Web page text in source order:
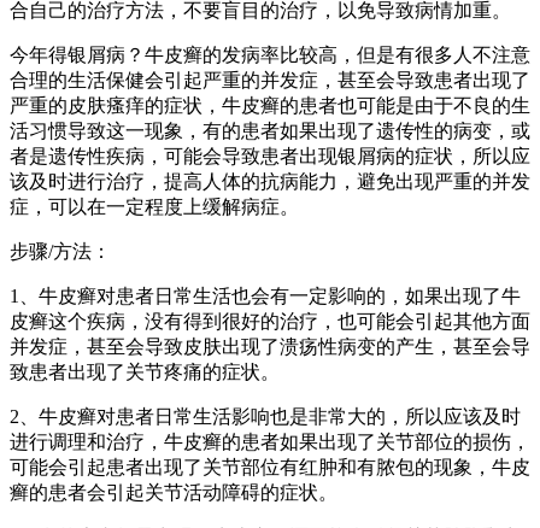
合自己的治疗方法，不要盲目的治疗，以免导致病情加重。
今年得银屑病？牛皮癣的发病率比较高，但是有很多人不注意
合理的生活保健会引起严重的并发症，甚至会导致患者出现了
严重的皮肤瘙痒的症状，牛皮癣的患者也可能是由于不良的生
活习惯导致这一现象，有的患者如果出现了遗传性的病变，或
者是遗传性疾病，可能会导致患者出现银屑病的症状，所以应
该及时进行治疗，提高人体的抗病能力，避免出现严重的并发
症，可以在一定程度上缓解病症。
步骤/方法：
1、牛皮癣对患者日常生活也会有一定影响的，如果出现了牛
皮癣这个疾病，没有得到很好的治疗，也可能会引起其他方面
并发症，甚至会导致皮肤出现了溃疡性病变的产生，甚至会导
致患者出现了关节疼痛的症状。
2、牛皮癣对患者日常生活影响也是非常大的，所以应该及时
进行调理和治疗，牛皮癣的患者如果出现了关节部位的损伤，
可能会引起患者出现了关节部位有红肿和有脓包的现象，牛皮
癣的患者会引起关节活动障碍的症状。